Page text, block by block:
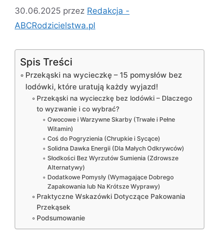
30.06.2025 przez Redakcja -
ABCRodzicielstwa.pl
Spis Treści
Przekąski na wycieczkę – 15 pomysłów bez
lodówki, które uratują każdy wyjazd!
Przekąski na wycieczkę bez lodówki – Dlaczego
to wyzwanie i co wybrać?
Owocowe i Warzywne Skarby (Trwałe i Pełne
Witamin)
Coś do Pogryzienia (Chrupkie i Sycące)
Solidna Dawka Energii (Dla Małych Odkrywców)
Słodkości Bez Wyrzutów Sumienia (Zdrowsze
Alternatywy)
Dodatkowe Pomysły (Wymagające Dobrego
Zapakowania lub Na Krótsze Wyprawy)
Praktyczne Wskazówki Dotyczące Pakowania
Przekąsek
Podsumowanie